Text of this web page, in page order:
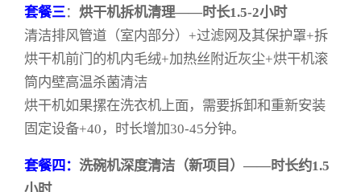
套餐三：烘干机拆机清理——时长1.5-2小时
清洁排风管道（室内部分）+过滤网及其保护罩+拆
烘干机前门的机内毛绒+加热丝附近灰尘+烘干机滚
筒内壁高温杀菌清洁
烘干机如果摞在洗衣机上面，需要拆卸和重新安装
固定设备+40，时长增加30-45分钟。
套餐四：洗碗机深度清洁（新项目）——时长约1.5